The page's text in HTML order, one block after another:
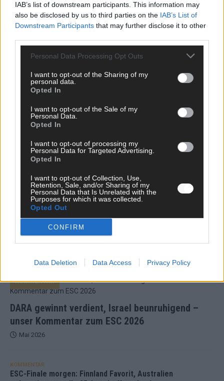
IAB’s list of downstream participants. This information may
also be disclosed by us to third parties on the IAB’s List of
Downstream Participants that may further disclose it to other
Personal Data Processing Opt Outs
I want to opt-out of the Sharing of my
personal data.
Opted In
I want to opt-out of the Sale of my
Personal Data.
Opted In
I want to opt-out of processing my
Personal Data for Targeted Advertising.
Opted In
I want to opt-out of Collection, Use,
Retention, Sale, and/or Sharing of my
Personal Data that Is Unrelated with the
Purposes for which it was collected.
Opted Out
CONFIRM
Data Deletion Data Access Privacy Policy
Hier schreiben, posten und kuratieren unsere Redakteur alles,
News, Storys und Videos, die ihr auf FLASH UP seht. Ob
brandheiße Nachrichten, coole Tipps, spannende Hintergründe
oder crazy Trends – wir checken alles für euch, filtern das
Wichtigste raus und bringen’s auf den Punkt.
Monaco, Sallys Café, Westernbrauerei – der
Europa-Park 2026 macht vieles neu
EXTRA
DARA gewinnt verdient, Israel beunruhigend –
unser Kommentar zum ESC 2026
KOMMENTAR
Mai 2026
KOMMENTAR
ESC-Finale morgen: Finnland Favorit, Australien